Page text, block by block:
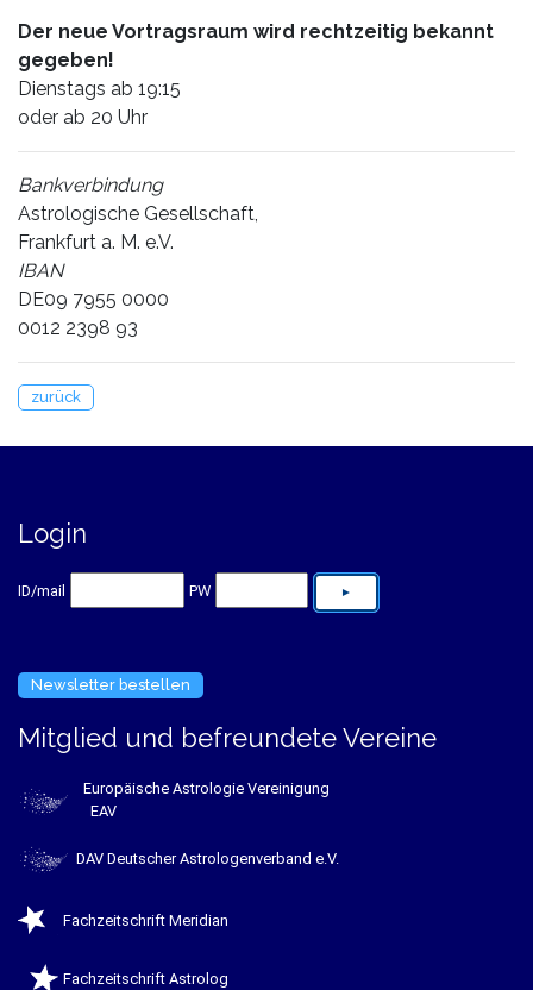
Der neue Vortragsraum wird rechtzeitig bekannt
gegeben!
Dienstags ab 19:15
oder ab 20 Uhr
Bankverbindung
Astrologische Gesellschaft,
Frankfurt a. M. e.V.
IBAN
DE09 7955 0000
0012 2398 93
zurück
Login
ID/mail PW
Newsletter bestellen
Mitglied und befreundete Vereine
Europäische Astrologie Vereinigung
EAV
DAV Deutscher Astrologenverband e.V.
Fachzeitschrift Meridian
Fachzeitschrift Astrolog